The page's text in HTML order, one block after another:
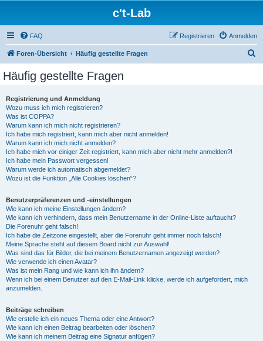
c't-Lab
FAQ Anmelden
Registrieren
Foren-Übersicht Häufig gestellte Fragen
Häufig gestellte Fragen
Registrierung und Anmeldung
Wozu muss ich mich registrieren?
Was ist COPPA?
Warum kann ich mich nicht registrieren?
Ich habe mich registriert, kann mich aber nicht anmelden!
Warum kann ich mich nicht anmelden?
Ich habe mich vor einiger Zeit registriert, kann mich aber nicht mehr anmelden?!
Ich habe mein Passwort vergessen!
Warum werde ich automatisch abgemeldet?
Wozu ist die Funktion „Alle Cookies löschen“?
Benutzerpräferenzen und -einstellungen
Wie kann ich meine Einstellungen ändern?
Wie kann ich verhindern, dass mein Benutzername in der Online-Liste auftaucht?
Die Forenuhr geht falsch!
Ich habe die Zeitzone eingestellt, aber die Forenuhr geht immer noch falsch!
Meine Sprache steht auf diesem Board nicht zur Auswahl!
Was sind das für Bilder, die bei meinem Benutzernamen angezeigt werden?
Wie verwende ich einen Avatar?
Was ist mein Rang und wie kann ich ihn ändern?
Wenn ich bei einem Benutzer auf den E-Mail-Link klicke, werde ich aufgefordert, mich
anzumelden.
Beiträge schreiben
Wie erstelle ich ein neues Thema oder eine Antwort?
Wie kann ich einen Beitrag bearbeiten oder löschen?
Wie kann ich meinem Beitrag eine Signatur anfügen?